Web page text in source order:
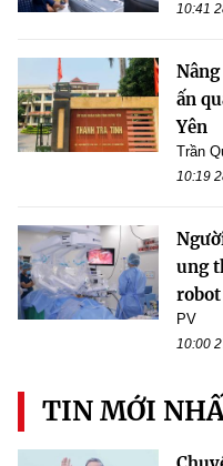
10:41
ấn
Yên
Trần
10:19
ung
robot
PV
10:00
TIN MỚI